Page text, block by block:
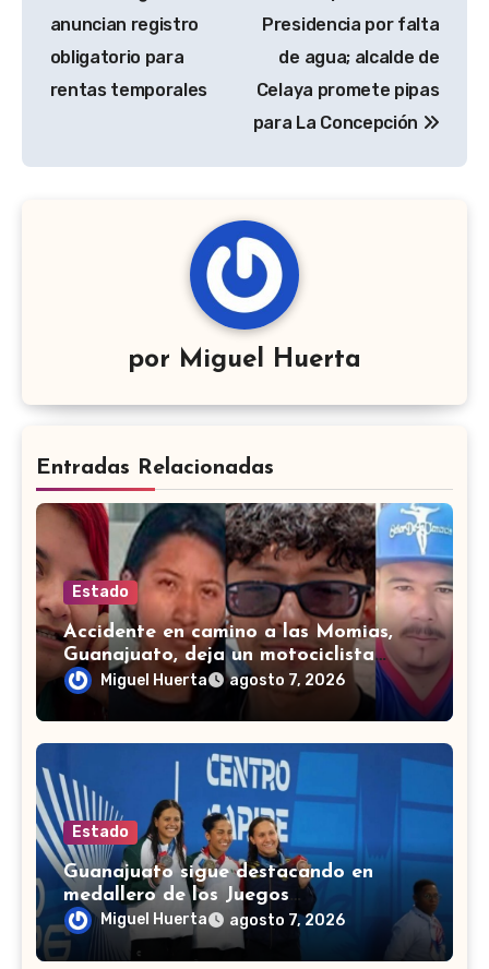
entradas
anuncian registro
obligatorio para
rentas temporales
Presidencia por falta
de agua; alcalde de
Celaya promete pipas
para La Concepción
por Miguel Huerta
Entradas Relacionadas
Estado
Accidente en camino a las Momias,
Guanajuato, deja un motociclista
lesionado
Miguel Huerta agosto 7, 2026
Estado
Guanajuato sigue destacando en
medallero de los Juegos
Centroamericanos 2026 con 43
medallas
Miguel Huerta agosto 7, 2026